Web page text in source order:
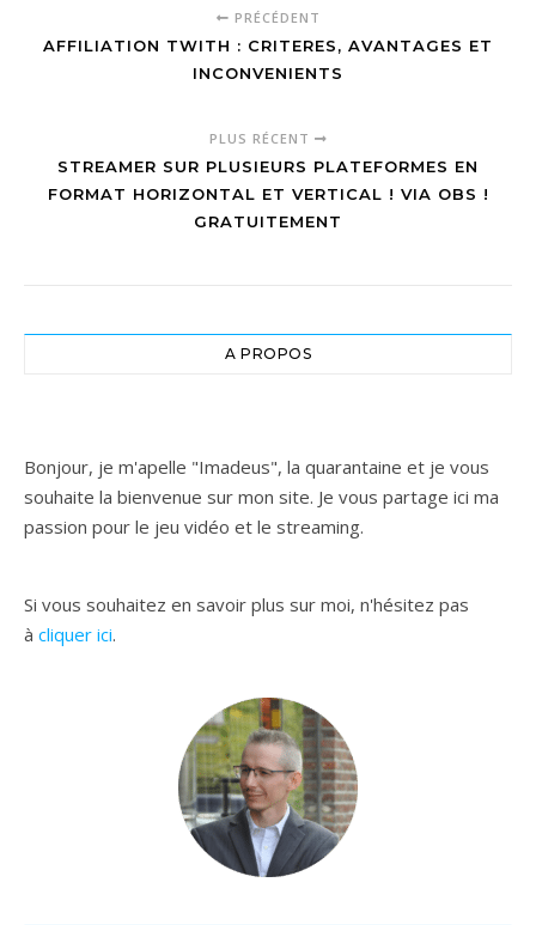
PRÉCÉDENT
AFFILIATION TWITH : CRITERES, AVANTAGES ET
INCONVENIENTS
PLUS RÉCENT
STREAMER SUR PLUSIEURS PLATEFORMES EN
FORMAT HORIZONTAL ET VERTICAL ! VIA OBS !
GRATUITEMENT
A PROPOS
Bonjour, je m'apelle "Imadeus", la quarantaine et je vous
souhaite la bienvenue sur mon site. Je vous partage ici ma
passion pour le jeu vidéo et le streaming.
Si vous souhaitez en savoir plus sur moi, n'hésitez pas
à cliquer ici.